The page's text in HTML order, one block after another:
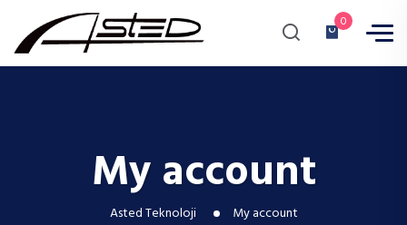
0
My account
Asted Teknoloji My account